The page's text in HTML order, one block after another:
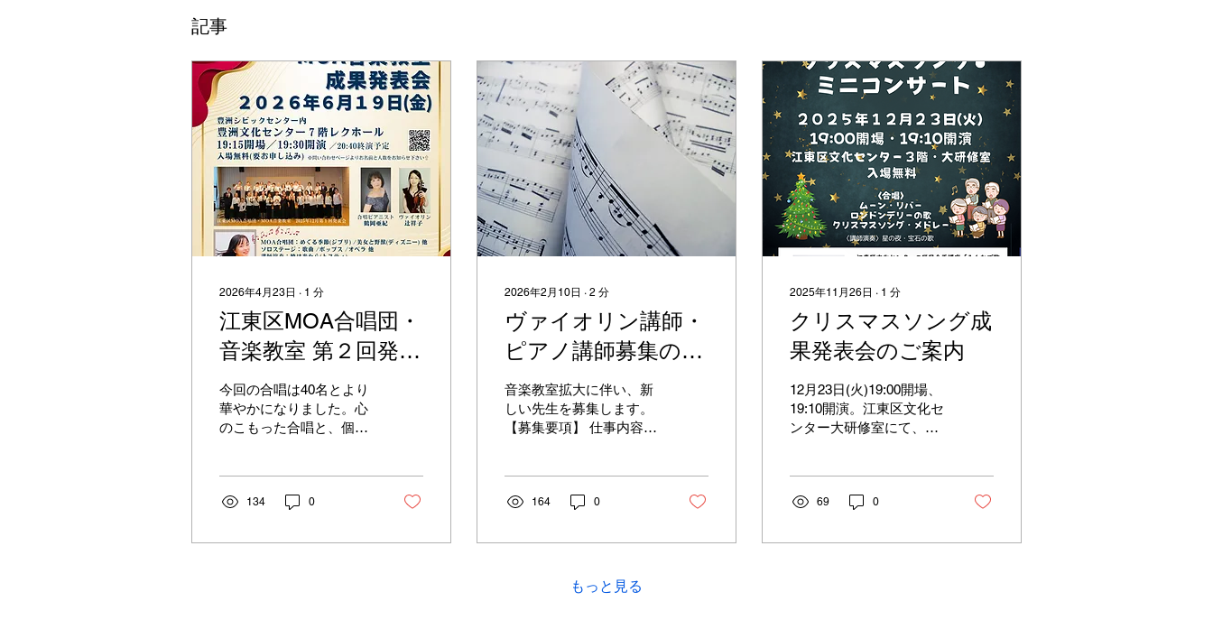
記事
2026年4月23日 ∙ 1 分
江東区MOA合唱団・
音楽教室 第２回発表
会のお知らせ
今回の合唱は40名とより
華やかになりました。心
のこもった合唱と、個性
ちしております。出演者
は、QRコード又はメー
134 0
2026年2月10日 ∙ 2 分
ヴァイオリン講師・
ピアノ講師募集のお
知らせ
音楽教室拡大に伴い、新
しい先生を募集します。
【募集要項】 仕事内容：
楽大学ヴァイオリン又は
導経験が浅い方もブラン
れば歓迎いたします。 勤
務地： 江東区（最寄り
164 0
2025年11月26日 ∙ 1 分
クリスマスソング成
果発表会のご案内
12月23日(火)19:00開場、
19:10開演。江東区文化セ
ンター大研修室にて、ク
座で集まった、今回限り
せて歌います。講師演奏
69 0
もっと見る